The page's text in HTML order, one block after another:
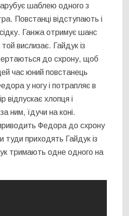
шаблею одного з
Повстанці відступають і
Ганжа отримує шанс
вислизає. Гайдук із
до схрону, щоб
час юний повстанець
у ногу і потрапляє в
відпускає хлопця і
ним, їдучи на коні.
Федора до схрону
туди приходять Гайдук із
тримають одне одного на